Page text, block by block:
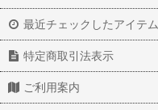
最近チェックしたアイテム
特定商取引法表示
ご利用案内